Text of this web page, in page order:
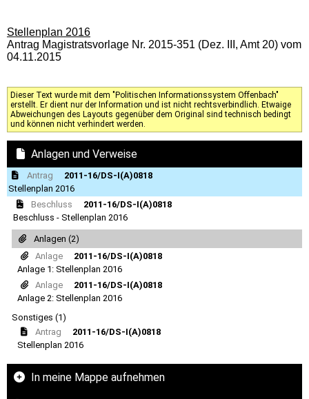
Stellenplan 2016
Antrag Magistratsvorlage Nr. 2015-351 (Dez. III, Amt 20) vom
04.11.2015
Dieser Text wurde mit dem "Politischen Informationssystem Offenbach"
erstellt. Er dient nur der Information und ist nicht rechtsverbindlich. Etwaige
Abweichungen des Layouts gegenüber dem Original sind technisch bedingt
und können nicht verhindert werden.
Anlagen und Verweise
Antrag
2011-16/DS-I(A)0818
Stellenplan 2016
Beschluss
2011-16/DS-I(A)0818
Beschluss - Stellenplan 2016
Anlagen (2)
Anlage
2011-16/DS-I(A)0818
Anlage 1: Stellenplan 2016
Anlage
2011-16/DS-I(A)0818
Anlage 2: Stellenplan 2016
Sonstiges (1)
Antrag
2011-16/DS-I(A)0818
Stellenplan 2016
In meine Mappe aufnehmen